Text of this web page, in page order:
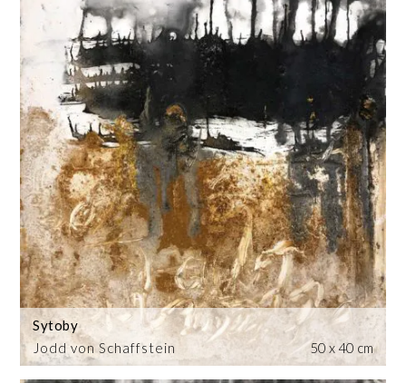
Jodd von Schaffstein
Sytoby
50 x 40 cm